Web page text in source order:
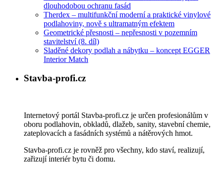
dlouhodobou ochranu fasád
Therdex – multifunkční moderní a praktické vinylové
podlahoviny, nově s ultramatným efektem
Geometrické přesnosti – nepřesnosti v pozemním
stavitelství (8. díl)
Sladěné dekory podlah a nábytku – koncept EGGER
Interior Match
Stavba-profi.cz
Internetový portál Stavba-profi.cz je určen profesionálům v
oboru podlahovin, obkladů, dlažeb, sanity, stavební chemie,
zateplovacích a fasádních systémů a nátěrových hmot.
Stavba-profi.cz je rovněž pro všechny, kdo staví, realizují,
zařizují interiér bytu či domu.